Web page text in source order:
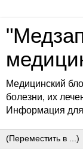
Медицинский
болезни, их
Информация